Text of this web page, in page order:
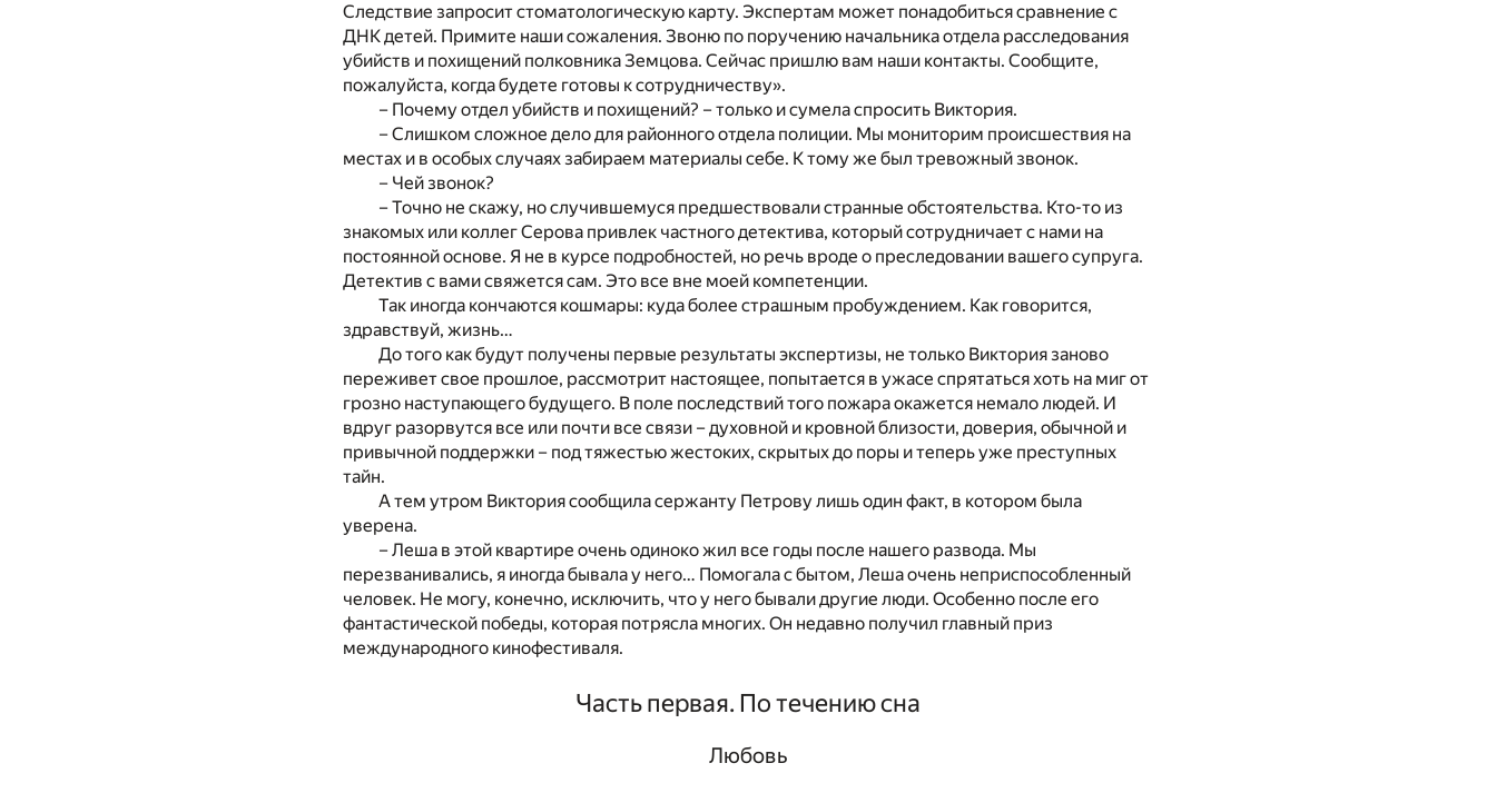
Следствие запросит стоматологическую карту. Экспертам может понадобиться сравнение с
ДНК детей. Примите наши сожаления. Звоню по поручению начальника отдела расследования
убийств и похищений полковника Земцова. Сейчас пришлю вам наши контакты. Сообщите,
пожалуйста, когда будете готовы к сотрудничеству».
– Почему отдел убийств и похищений? – только и сумела спросить Виктория.
– Слишком сложное дело для районного отдела полиции. Мы мониторим происшествия на
местах и в особых случаях забираем материалы себе. К тому же был тревожный звонок.
– Чей звонок?
– Точно не скажу, но случившемуся предшествовали странные обстоятельства. Кто-то из
знакомых или коллег Серова привлек частного детектива, который сотрудничает с нами на
постоянной основе. Я не в курсе подробностей, но речь вроде о преследовании вашего супруга.
Детектив с вами свяжется сам. Это все вне моей компетенции.
Так иногда кончаются кошмары: куда более страшным пробуждением. Как говорится,
здравствуй, жизнь…
До того как будут получены первые результаты экспертизы, не только Виктория заново
переживет свое прошлое, рассмотрит настоящее, попытается в ужасе спрятаться хоть на миг от
грозно наступающего будущего. В поле последствий того пожара окажется немало людей. И
вдруг разорвутся все или почти все связи – духовной и кровной близости, доверия, обычной и
привычной поддержки – под тяжестью жестоких, скрытых до поры и теперь уже преступных
тайн.
А тем утром Виктория сообщила сержанту Петрову лишь один факт, в котором была
уверена.
– Леша в этой квартире очень одиноко жил все годы после нашего развода. Мы
перезванивались, я иногда бывала у него… Помогала с бытом, Леша очень неприспособленный
человек. Не могу, конечно, исключить, что у него бывали другие люди. Особенно после его
фантастической победы, которая потрясла многих. Он недавно получил главный приз
международного кинофестиваля.
Часть первая. По течению сна
Любовь